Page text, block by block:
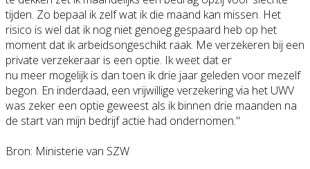
tijden. Zo bepaal ik zelf wat ik die maand kan missen. Het
risico is wel dat ik nog niet genoeg gespaard heb op het
moment dat ik arbeidsongeschikt raak. Me verzekeren bij een
private verzekeraar is een optie. Ik weet dat er
nu meer mogelijk is dan toen ik drie jaar geleden voor mezelf
begon. En inderdaad, een vrijwillige verzekering via het UWV
was zeker een optie geweest als ik binnen drie maanden na
de start van mijn bedrijf actie had ondernomen."
Bron: Ministerie van SZW